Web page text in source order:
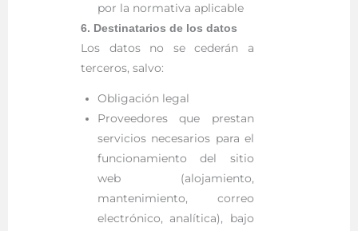
por la normativa aplicable
6. Destinatarios de los datos
Los datos no se cederán a
terceros, salvo:
Obligación legal
Proveedores que prestan
servicios necesarios para el
funcionamiento del sitio
web (alojamiento,
mantenimiento, correo
electrónico, analítica), bajo